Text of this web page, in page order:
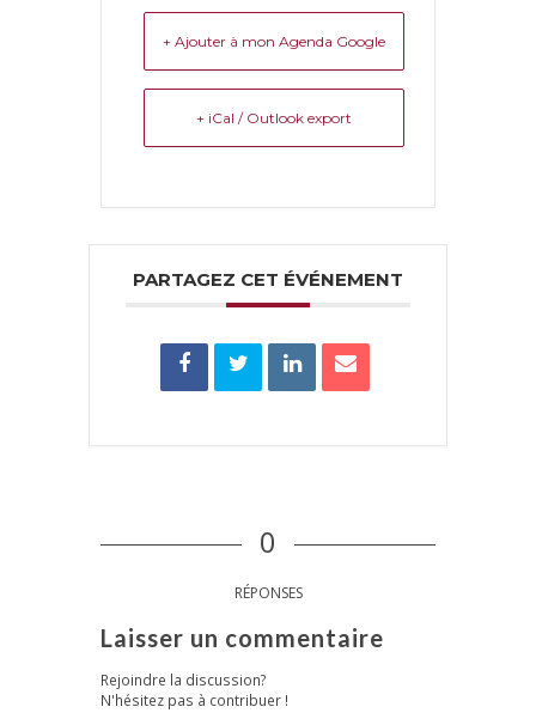
+ Ajouter à mon Agenda Google
+ iCal / Outlook export
PARTAGEZ CET ÉVÉNEMENT
0
RÉPONSES
Laisser un commentaire
Rejoindre la discussion?
N'hésitez pas à contribuer !